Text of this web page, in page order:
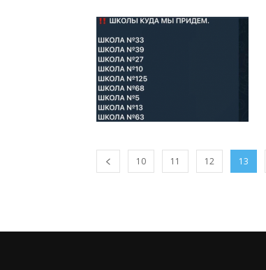
10 11 12 13